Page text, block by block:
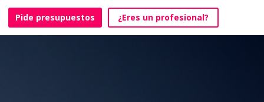
Pide presupuestos ¿Eres un profesional?